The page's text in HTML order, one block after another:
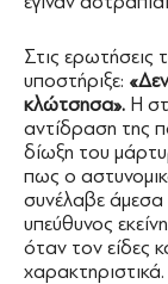
Στις ερωτήσεις
υποστήριξε:
κλώτσησα». Η
αντίδραση της
δίωξη του
πως ο
συνέλαβε
υπεύθυνος
όταν τον είδες
χαρακτηριστικά.